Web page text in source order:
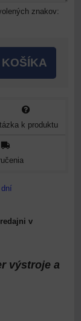
znakov:
KOŠÍKA
k produktu
v
výstroje a